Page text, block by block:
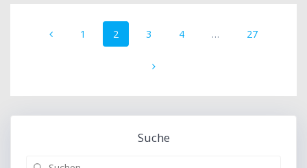
Beitrags-
Navigation
Seite
1 Seite
2 Seite
3 Seite
4 … Seite
27
Suche